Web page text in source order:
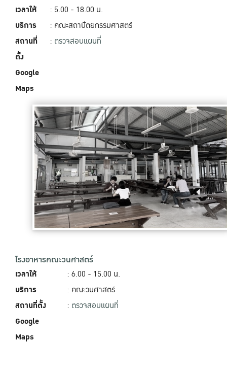
เวลาให้
บริการ
สถานที่
ตั้ง
Google
Maps
: 5.00 - 18.00‬ น.
: คณะสถาปัตยกรรมศาสตร์
: ตรวจสอบแผนที่
โรงอาหารคณะวนศาสตร์
เวลาให้
บริการ
สถานที่ตั้ง
Google
Maps
: 6.00 - 15.00‬ น.
: คณะวนศาสตร์
: ตรวจสอบแผนที่